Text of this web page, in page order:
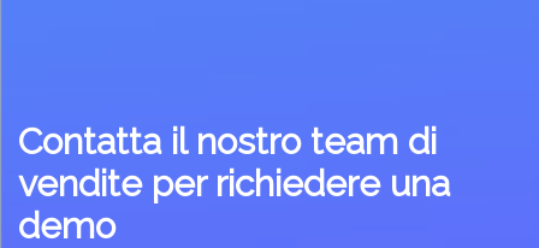
Contatta il nostro team di
vendite per richiedere una
demo